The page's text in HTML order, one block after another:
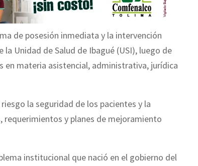
de posesión inmediata y la intervención
Unidad de Salud de Ibagué (USI), luego de
materia asistencial, administrativa, jurídica
la seguridad de los pacientes y la
y planes de mejoramiento
institucional que nació en el gobierno del